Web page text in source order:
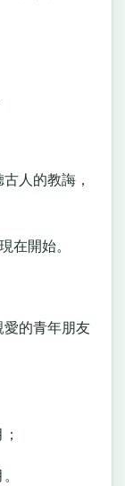
人的教誨，
在開始。
的青年朋友